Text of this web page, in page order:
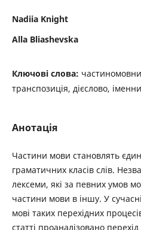
Nadiia Knight
Alla Bliashevska
Ключові слова:
транспозиція, дієслово,
Анотація
Частини мови становлять
граматичних класів слів.
лексеми, які за певних умов
частини мови в іншу. У
мові таких перехідних
статті проаналізовано